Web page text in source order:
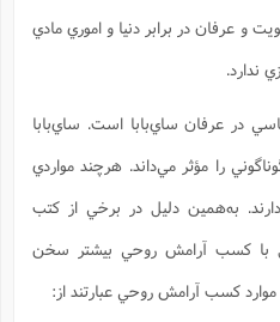
و عرفان در برابر دنيا و اموري مادي
ندارد.
در عرفان ساي‌بابا است. ساي‌بابا
را مؤثر مي‌داند. هرچند مواردي
به‌همين دلیل در برخي از کتب
با کسب آرامش روحي بيشتر سخن
کسب آرامش روحي عبارتند‌ از: